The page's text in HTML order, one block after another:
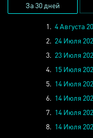
За 30 дней
1. 4 Августа
2. 24 Июля
3. 23 Июля
4. 15 Июля
5. 14 Июля
6. 14 Июля
7. 14 Июля
8. 14 Июля